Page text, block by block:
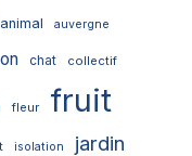
animal auvergne
chat collectif
fleur fruit
isolation jardin